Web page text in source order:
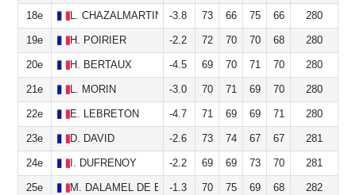
18e L. CHAZALMARTIN -3.8 73 66 75 66 280
19e H. POIRIER -2.2 72 70 70 68 280
20e H. BERTAUX -4.5 69 70 71 70 280
21e L. MORIN -3.0 70 71 69 70 280
22e E. LEBRETON -4.7 71 69 69 71 280
23e D. DAVID -2.6 73 74 67 67 281
24e I. DUFRENOY -2.2 69 69 73 70 281
25e M. DALAMEL DE BOURNET
-1.3 70 75 69 68 282